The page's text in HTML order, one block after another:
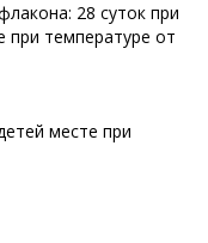
28 суток при
при температуре от
месте при